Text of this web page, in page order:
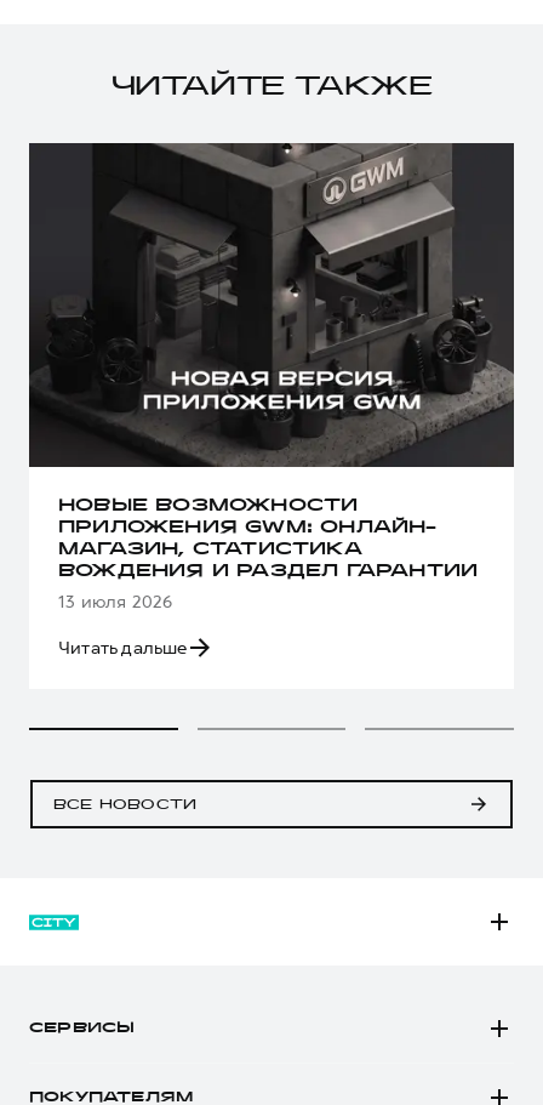
ЧИТАЙТЕ ТАКЖЕ
НОВЫЕ ВОЗМОЖНОСТИ
ПРИЛОЖЕНИЯ GWM: ОНЛАЙН-
МАГАЗИН, СТАТИСТИКА
ВОЖДЕНИЯ И РАЗДЕЛ ГАРАНТИИ
13 июля 2026
Читать дальше
ВСЕ НОВОСТИ
СЕРВИСЫ
ПОКУПАТЕЛЯМ